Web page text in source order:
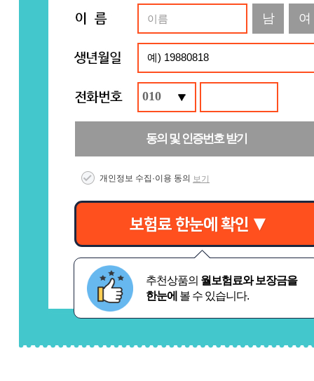
남 여
010
동의 및 인증번호 받기
개인정보 수집·이용 동의 보기
보험료 한눈에 확인 ▼
추천상품의 월보험료와 보장금을
한눈에 볼 수 있습니다.